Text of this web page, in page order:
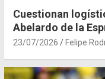
Cuestionan
Abelardo de la
23/07/2026 Felipe